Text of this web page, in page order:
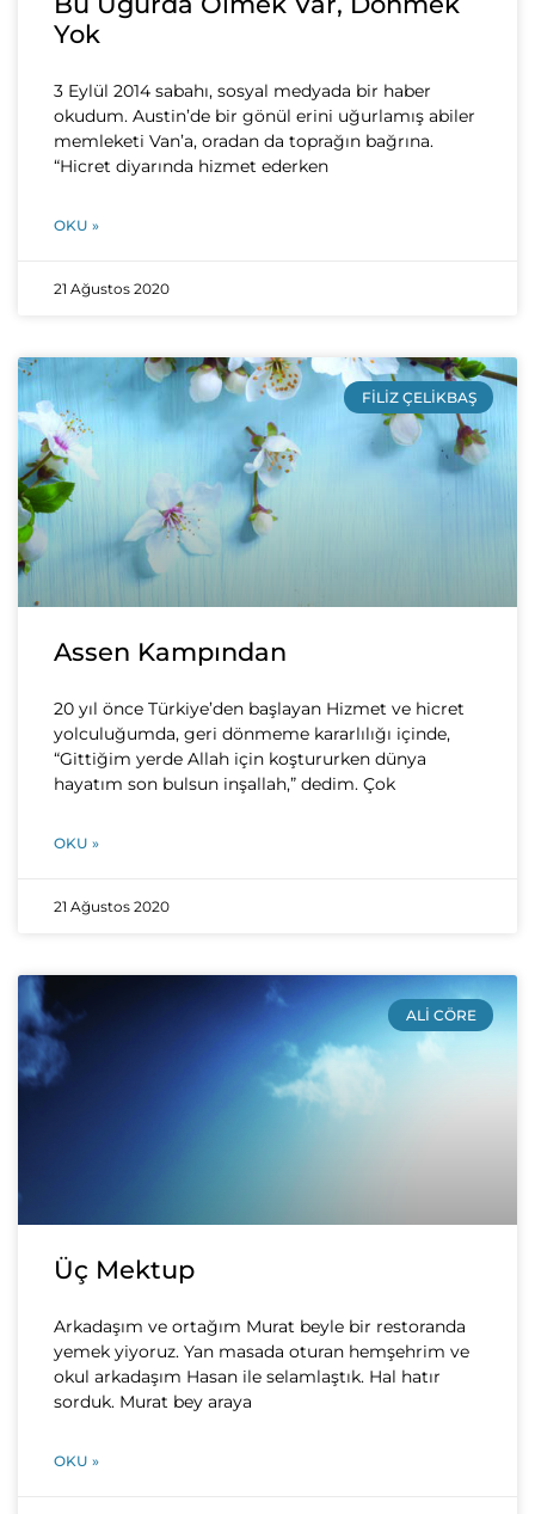
Yok
3 Eylül 2014 sabahı, sosyal medyada bir haber
okudum. Austin’de bir gönül erini uğurlamış abiler
memleketi Van’a, oradan da toprağın bağrına.
“Hicret diyarında hizmet ederken
OKU »
21 Ağustos 2020
FILIZ ÇELIKBAŞ
Assen Kampından
20 yıl önce Türkiye’den başlayan Hizmet ve hicret
yolculuğumda, geri dönmeme kararlılığı içinde,
“Gittiğim yerde Allah için koştururken dünya
hayatım son bulsun inşallah,” dedim. Çok
OKU »
21 Ağustos 2020
ALI CÖRE
Üç Mektup
Arkadaşım ve ortağım Murat beyle bir restoranda
yemek yiyoruz. Yan masada oturan hemşehrim ve
okul arkadaşım Hasan ile selamlaştık. Hal hatır
sorduk. Murat bey araya
OKU »